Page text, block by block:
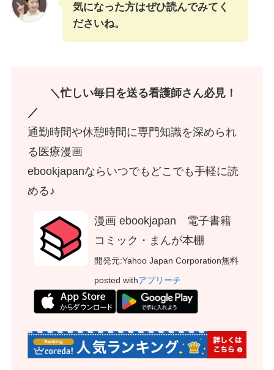
気になった方はぜひ読んでみてく
ださいね。
＼忙しい毎日を送る看護師さん必見！
／
通勤時間や休憩時間に専門知識を深められ
る医療漫画
ebookjapanならいつでもどこでも手軽に読
める♪
漫画 ebookjapan 電子書籍
コミック・まんが本棚
開発元:Yahoo Japan Corporation無料
posted withアプリーチ